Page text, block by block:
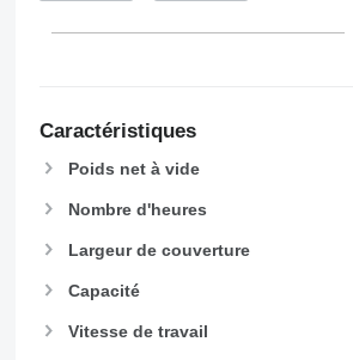
Caractéristiques
Poids net à vide
Nombre d'heures
Largeur de couverture
Capacité
Vitesse de travail